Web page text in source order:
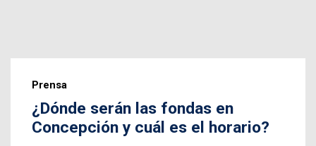
Prensa
¿Dónde serán las fondas en
Concepción y cuál es el horario?